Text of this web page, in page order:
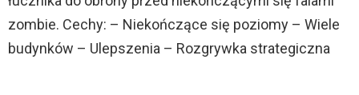
zombie. Cechy: – Niekończące się poziomy – Wiele
budynków – Ulepszenia – Rozgrywka strategiczna